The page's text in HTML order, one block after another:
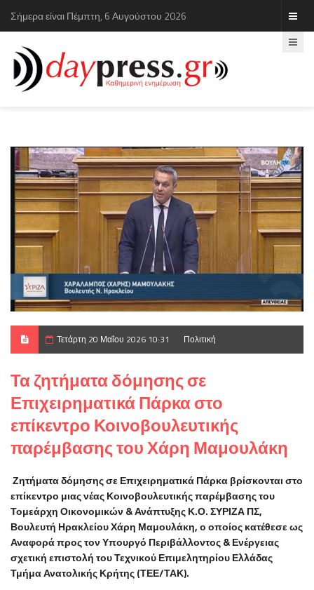
Σήμερα είναι Πέμπτη, 6 Αυγούστου 2026
Τετάρτη 20 Μαΐου 2026 10:31 Πολιτική
Τα ζητήματα δόμησης σε
Επιχειρηματικά Πάρκα στο
επίκεντρο Κοινοβουλευτικής
παρέμβασης του Χάρη Μαμουλάκη
Ζητήματα δόμησης σε Επιχειρηματικά Πάρκα βρίσκονται στο
επίκεντρο μιας νέας Κοινοβουλευτικής παρέμβασης του
Τομεάρχη Οικονομικών & Ανάπτυξης Κ.Ο. ΣΥΡΙΖΑ ΠΣ,
Βουλευτή Ηρακλείου Χάρη Μαμουλάκη, ο οποίος κατέθεσε ως
Αναφορά προς τον Υπουργό Περιβάλλοντος & Ενέργειας
σχετική επιστολή του Τεχνικού Επιμελητηρίου Ελλάδας
Τμήμα Ανατολικής Κρήτης (ΤΕΕ/ΤΑΚ).